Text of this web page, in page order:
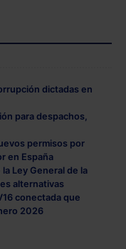
dictadas en
para despachos,
permisos por
en España
Ley General de la
alternativas
conectada que
2026